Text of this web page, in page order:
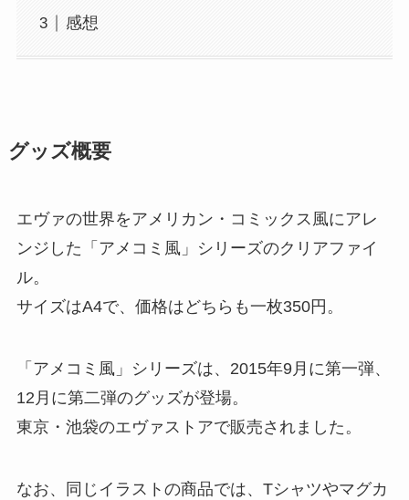
感想
グッズ概要
エヴァの世界をアメリカン・コミックス風にアレ
ンジした「アメコミ風」シリーズのクリアファイ
ル。
サイズはA4で、価格はどちらも一枚350円。
「アメコミ風」シリーズは、2015年9月に第一弾、
12月に第二弾のグッズが登場。
東京・池袋のエヴァストアで販売されました。
なお、同じイラストの商品では、Tシャツやマグカ